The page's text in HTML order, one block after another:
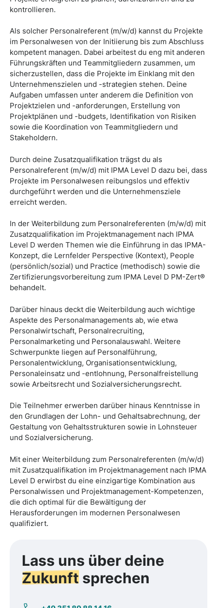
kontrollieren.
Als solcher Personalreferent (m/w/d) kannst du Projekte
im Personalwesen von der Initiierung bis zum Abschluss
kompetent managen. Dabei arbeitest du eng mit anderen
Führungskräften und Teammitgliedern zusammen, um
sicherzustellen, dass die Projekte im Einklang mit den
Unternehmenszielen und -strategien stehen. Deine
Aufgaben umfassen unter anderem die Definition von
Projektzielen und -anforderungen, Erstellung von
Projektplänen und -budgets, Identifikation von Risiken
sowie die Koordination von Teammitgliedern und
Stakeholdern.
Durch deine Zusatzqualifikation trägst du als
Personalreferent (m/w/d) mit IPMA Level D dazu bei, dass
Projekte im Personalwesen reibungslos und effektiv
durchgeführt werden und die Unternehmensziele
erreicht werden.
In der Weiterbildung zum Personalreferenten (m/w/d) mit
Zusatzqualifikation im Projektmanagement nach IPMA
Level D werden Themen wie die Einführung in das IPMA-
Konzept, die Lernfelder Perspective (Kontext), People
(persönlich/sozial) und Practice (methodisch) sowie die
Zertifizierungsvorbereitung zum IPMA Level D PM-Zert®
behandelt.
Darüber hinaus deckt die Weiterbildung auch wichtige
Aspekte des Personalmanagements ab, wie etwa
Personalwirtschaft, Personalrecruiting,
Personalmarketing und Personalauswahl. Weitere
Schwerpunkte liegen auf Personalführung,
Personalentwicklung, Organisationsentwicklung,
Personaleinsatz und -entlohnung, Personalfreistellung
sowie Arbeitsrecht und Sozialversicherungsrecht.
Die Teilnehmer erwerben darüber hinaus Kenntnisse in
den Grundlagen der Lohn- und Gehaltsabrechnung, der
Gestaltung von Gehaltsstrukturen sowie in Lohnsteuer
und Sozialversicherung.
Mit einer Weiterbildung zum Personalreferenten (m/w/d)
mit Zusatzqualifikation im Projektmanagement nach IPMA
Level D erwirbst du eine einzigartige Kombination aus
Personalwissen und Projektmanagement-Kompetenzen,
die dich optimal für die Bewältigung der
Herausforderungen im modernen Personalwesen
qualifiziert.
Lass uns über deine
Zukunft sprechen